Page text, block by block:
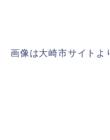
画像は大崎市サイトよ